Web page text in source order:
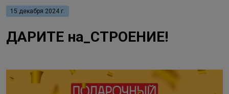
15 декабря 2024 г.
ДАРИТЕ на_СТРОЕНИЕ!